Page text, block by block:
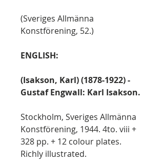
(Sveriges Allmänna
Konstförening, 52.)
ENGLISH:
(Isakson, Karl) (1878-1922) -
Gustaf Engwall: Karl Isakson.
Stockholm, Sveriges Allmänna
Konstförening, 1944. 4to. viii +
328 pp. + 12 colour plates.
Richly illustrated.